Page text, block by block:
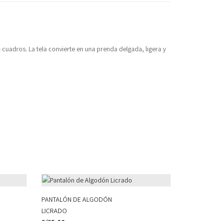
La tela convierte en una prenda delgada, ligera y
PANTALÓN DE ALGODÓN
LICRADO